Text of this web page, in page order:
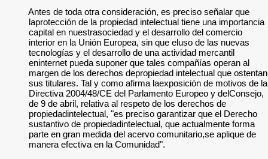
Antes de toda otra consideración, es preciso señalar que
laprotección de la propiedad intelectual tiene una importancia
capital en nuestrasociedad y el desarrollo del comercio
interior en la Unión Europea, sin que eluso de las nuevas
tecnologías y el desarrollo de una actividad mercantil
eninternet pueda suponer que tales compañías operan al
margen de los derechos depropiedad intelectual que ostentan
sus titulares. Tal y como afirma laexposición de motivos de la
Directiva 2004/48/CE del Parlamento Europeo y delConsejo,
de 9 de abril, relativa al respeto de los derechos de
propiedadintelectual, "es preciso garantizar que el Derecho
sustantivo de propiedadintelectual, que actualmente forma
parte en gran medida del acervo comunitario,se aplique de
manera efectiva en la Comunidad".